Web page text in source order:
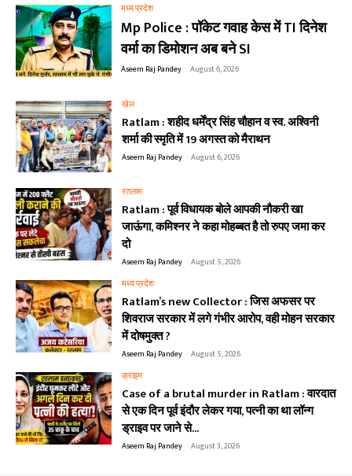
मध्य प्रदेश
Mp Police : पॉकेट गवाह केस में TI दिनेश
वर्मा का डिमोशन अब बने SI
Aseem Raj Pandey - August 6, 2026
खेल
Ratlam : शहीद धर्मेंद्र सिंह चौहान व स्व. अश्विनी
शर्मा की स्मृति में 19 अगस्त को मैराथन
Aseem Raj Pandey - August 6, 2026
रतलाम
Ratlam : पूर्व विधायक बोले आपकी नौकरी खा
जाऊंगा, कमिश्नर ने कहा मोहब्बत है तो रुपए जमा कर
दो
Aseem Raj Pandey - August 5, 2026
मध्य प्रदेश
Ratlam’s new Collector : जिस अफसर पर
शिवराज सरकार में लगे गंभीर आरोप, वही मोहन सरकार
में दोषमुक्त ?
Aseem Raj Pandey - August 5, 2026
क्राइम
Case of a brutal murder in Ratlam : वारदात
से एक दिन पूर्व इंदौर लेकर गया, पत्नी का था लॉन्ग
ड्राइव पर जाने से...
Aseem Raj Pandey - August 3, 2026